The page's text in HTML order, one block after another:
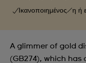
Ικανοποιημένος/η ή
A glimmer of gold
(GB274), which